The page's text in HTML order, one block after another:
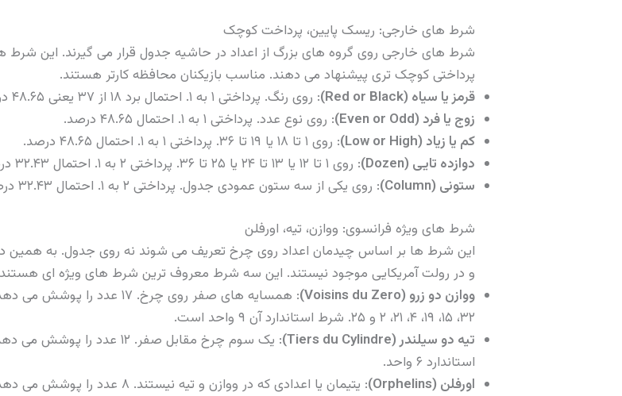
شرط های خارجی: ریسک پایین، پرداخت کوچک
شرط های خارجی روی گروه های بزرگ از اعداد در حاشیه جدول قرار می گیرند. این شرط
پرداختی کوچک تری پیشنهاد می دهند. مناسب بازیکنان محافظه کارتر هستند.
قرمز یا سیاه (Red or Black)
: روی رنگ. پرداختی ۱ به ۱. احتمال برد ۱۸ از ۳۷ یعنی ۴۸.۶۵ درصد.
زوج یا فرد (Even or Odd)
: روی نوع عدد. پرداختی ۱ به ۱. احتمال ۴۸.۶۵ درصد.
کم یا زیاد (Low or High)
: روی ۱ تا ۱۸ یا ۱۹ تا ۳۶. پرداختی ۱ به ۱. احتمال ۴۸.۶۵ درصد.
دوازده تایی (Dozen)
: روی ۱ تا ۱۲ یا ۱۳ تا ۲۴ یا ۲۵ تا ۳۶. پرداختی ۲ به ۱. احتمال ۳۲.۴۳ درصد.
ستونی (Column)
: روی یکی از سه ستون عمودی جدول. پرداختی ۲ به ۱. احتمال ۳۲.۴۳ درصد.
شرط های ویژه فرانسوی: ووازن، تیه، اورفلن
این شرط ها بر اساس چیدمان اعداد روی چرخ تعریف می شوند نه روی جدول. به همین
و در رولت آمریکایی موجود نیستند. این سه شرط معروف ترین شرط های ویژه ای هستند
ووازن دو زرو (Voisins du Zero)
۳۲، ۱۵، ۱۹، ۴، ۲۱، ۲ و ۲۵. شرط استاندارد آن ۹ واحد است.
تیه دو سیلندر (Tiers du Cylindre)
استاندارد ۶ واحد.
اورفلن (Orphelins)
: یتیمان یا اعدادی که در ووازن و تیه نیستند. ۸ عدد را پوشش می دهد: ۱، ۲۰، ۱۴، ۳۱، ۹، ۱۷، ۳۴ و ۶. شرط استاندارد ۵ واحد.